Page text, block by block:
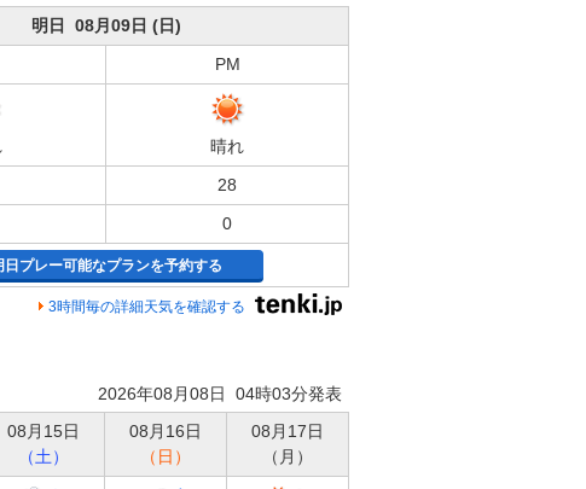
明日 08月09日 (日)
PM
晴れ
28
0
日プレー可能なプランを予約する
3時間毎の詳細天気を確認する
2026年08月08日 04時03分発表
08月15日
（土）
08月16日
（日）
08月17日
（月）